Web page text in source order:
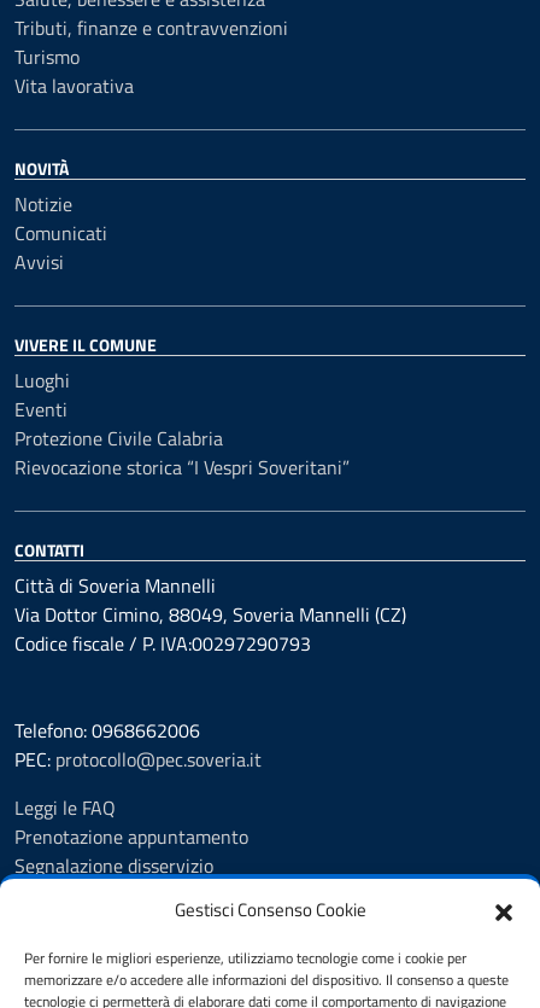
Gestisci Consenso Cookie
Per fornire le migliori esperienze, utilizziamo tecnologie come i cookie per
memorizzare e/o accedere alle informazioni del dispositivo. Il consenso a queste
tecnologie ci permetterà di elaborare dati come il comportamento di navigazione
Tributi, finanze e contravvenzioni
Turismo
Vita lavorativa
NOVITÀ
Notizie
Comunicati
Avvisi
VIVERE IL COMUNE
Luoghi
Eventi
Protezione Civile Calabria
Rievocazione storica “I Vespri Soveritani”
CONTATTI
Città di Soveria Mannelli
Via Dottor Cimino, 88049, Soveria Mannelli (CZ)
Codice fiscale / P. IVA:00297290793
Telefono: 0968662006
PEC: protocollo@pec.soveria.it
Leggi le FAQ
Prenotazione appuntamento
Segnalazione disservizio
Amministrazione trasparente
Informativa privacy